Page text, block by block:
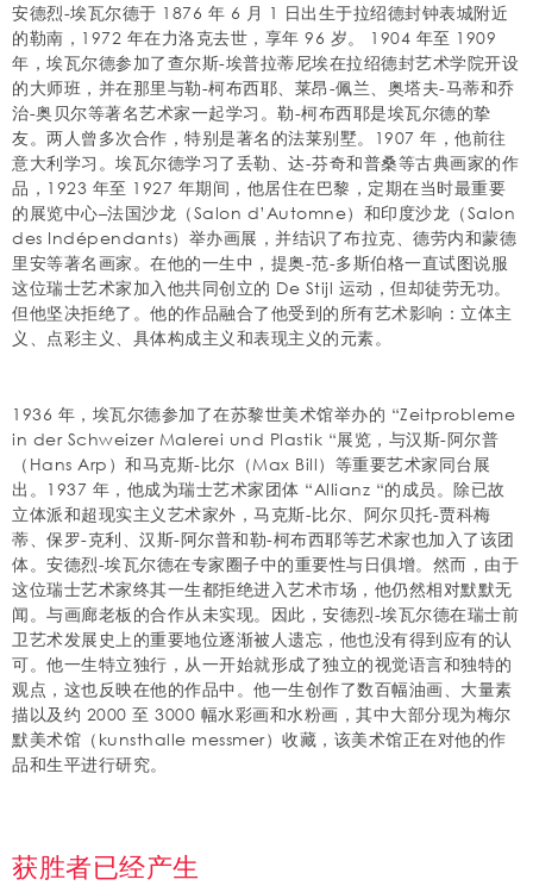
安德烈-埃瓦尔德于 1876 年 6 月 1 日出生于拉绍德封钟表城附近
的勒南，1972 年在力洛克去世，享年 96 岁。 1904 年至 1909
年，埃瓦尔德参加了查尔斯-埃普拉蒂尼埃在拉绍德封艺术学院开设
的大师班，并在那里与勒-柯布西耶、莱昂-佩兰、奥塔夫-马蒂和乔
治-奥贝尔等著名艺术家一起学习。勒-柯布西耶是埃瓦尔德的挚
友。两人曾多次合作，特别是著名的法莱别墅。1907 年，他前往
意大利学习。埃瓦尔德学习了丢勒、达-芬奇和普桑等古典画家的作
品，1923 年至 1927 年期间，他居住在巴黎，定期在当时最重要
的展览中心–法国沙龙（Salon d’Automne）和印度沙龙（Salon
des Indépendants）举办画展，并结识了布拉克、德劳内和蒙德
里安等著名画家。在他的一生中，提奥-范-多斯伯格一直试图说服
这位瑞士艺术家加入他共同创立的 De Stijl 运动，但却徒劳无功。
但他坚决拒绝了。他的作品融合了他受到的所有艺术影响：立体主
义、点彩主义、具体构成主义和表现主义的元素。
1936 年，埃瓦尔德参加了在苏黎世美术馆举办的 “Zeitprobleme
in der Schweizer Malerei und Plastik “展览，与汉斯-阿尔普
（Hans Arp）和马克斯-比尔（Max Bill）等重要艺术家同台展
出。1937 年，他成为瑞士艺术家团体 “Allianz “的成员。除已故
立体派和超现实主义艺术家外，马克斯-比尔、阿尔贝托-贾科梅
蒂、保罗-克利、汉斯-阿尔普和勒-柯布西耶等艺术家也加入了该团
体。安德烈-埃瓦尔德在专家圈子中的重要性与日俱增。然而，由于
这位瑞士艺术家终其一生都拒绝进入艺术市场，他仍然相对默默无
闻。与画廊老板的合作从未实现。因此，安德烈-埃瓦尔德在瑞士前
卫艺术发展史上的重要地位逐渐被人遗忘，他也没有得到应有的认
可。他一生特立独行，从一开始就形成了独立的视觉语言和独特的
观点，这也反映在他的作品中。他一生创作了数百幅油画、大量素
描以及约 2000 至 3000 幅水彩画和水粉画，其中大部分现为梅尔
默美术馆（kunsthalle messmer）收藏，该美术馆正在对他的作
品和生平进行研究。
获胜者已经产生